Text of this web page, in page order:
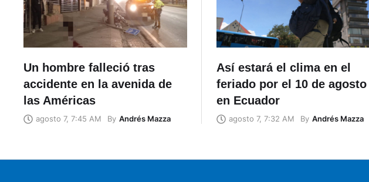
Un hombre falleció tras
accidente en la avenida de
las Américas
agosto 7, 7:45 AM By Andrés Mazza
Así estará el clima en el
feriado por el 10 de agosto
en Ecuador
agosto 7, 7:32 AM By Andrés Mazza